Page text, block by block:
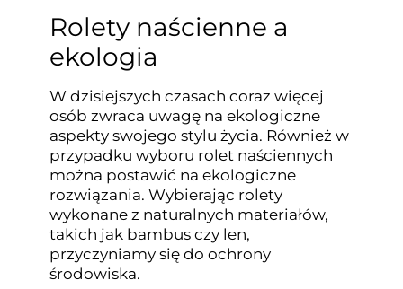
Rolety naścienne a
ekologia
W dzisiejszych czasach coraz więcej
osób zwraca uwagę na ekologiczne
aspekty swojego stylu życia. Również w
przypadku wyboru rolet naściennych
można postawić na ekologiczne
rozwiązania. Wybierając rolety
wykonane z naturalnych materiałów,
takich jak bambus czy len,
przyczyniamy się do ochrony
środowiska.